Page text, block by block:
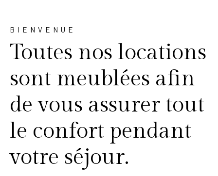
BIENVENUE
Toutes nos locations
sont meublées afin
de vous assurer tout
le confort pendant
votre séjour.